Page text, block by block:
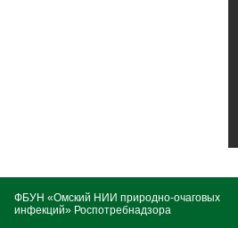
ФБУН «Омский НИИ природно-очаговых
инфекций» Роспотребнадзора